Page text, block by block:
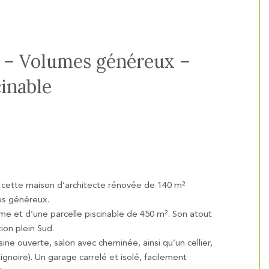
Volumes généreux –
maison d’architecte rénovée de 140 m²
généreux.
et d’une parcelle piscinable de 450 m². Son atout
plein Sud.
ouverte, salon avec cheminée, ainsi qu’un cellier,
Un garage carrelé et isolé, facilement